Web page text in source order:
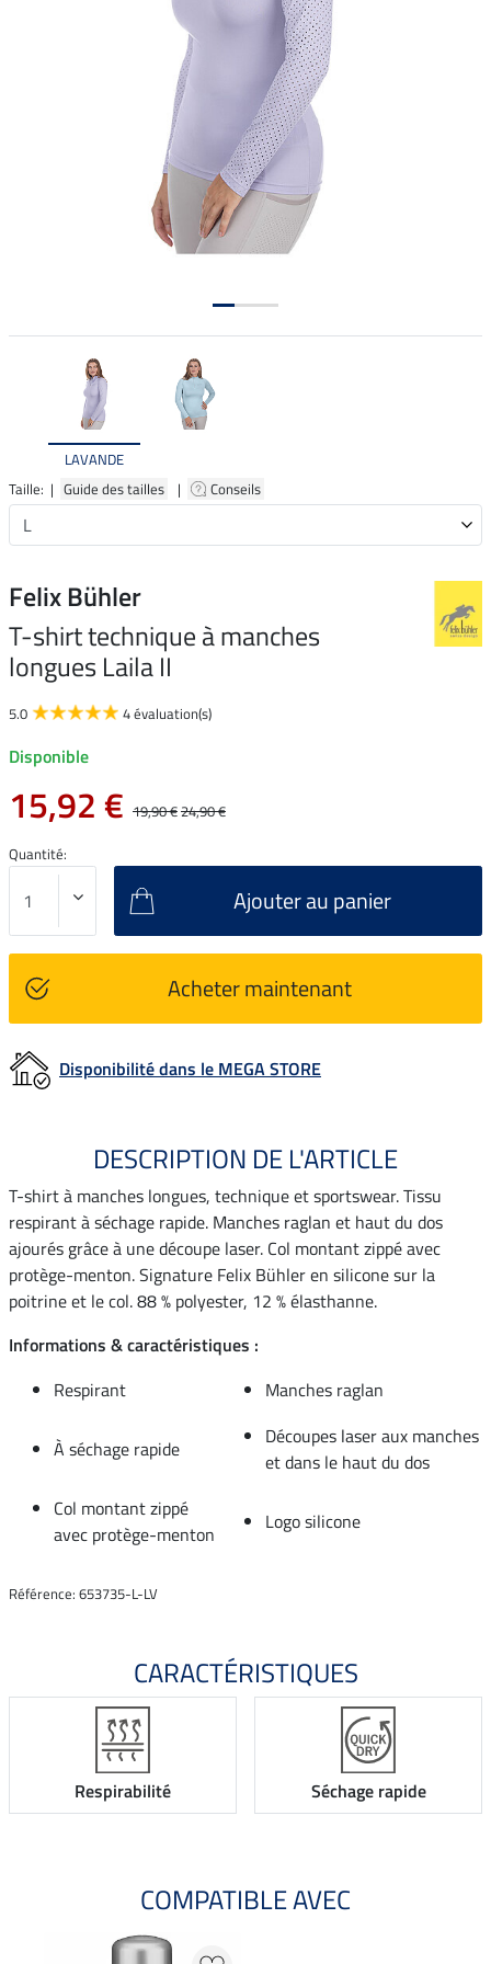
LAVANDE
Taille: | Guide des tailles | Conseils
Felix Bühler
T-shirt technique à manches
longues Laila II
5.0 4 évaluation(s)
Disponible
15,92 € 19,90 €24,90 €
Quantité:
Ajouter au panier
Acheter maintenant
Disponibilité dans le MEGA STORE
DESCRIPTION DE L'ARTICLE
T-shirt à manches longues, technique et sportswear. Tissu
respirant à séchage rapide. Manches raglan et haut du dos
ajourés grâce à une découpe laser. Col montant zippé avec
protège-menton. Signature Felix Bühler en silicone sur la
poitrine et le col. 88 % polyester, 12 % élasthanne.
Informations & caractéristiques :
Respirant
Manches raglan
À séchage rapide
Découpes laser aux manches
et dans le haut du dos
Col montant zippé
avec protège-menton
Logo silicone
Référence: 653735-L-LV
CARACTÉRISTIQUES
Respirabilité Séchage rapide
COMPATIBLE AVEC